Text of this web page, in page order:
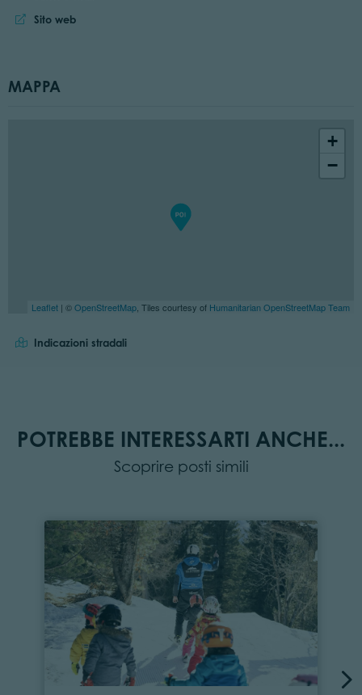
Sito web:
Sito web
MAPPA
+
−
Leaflet | ©OpenStreetMap, Tiles courtesy of Humanitarian OpenStreetMap Team
Indicazioni stradali
POTREBBE INTERESSARTI ANCHE...
Scoprire posti simili